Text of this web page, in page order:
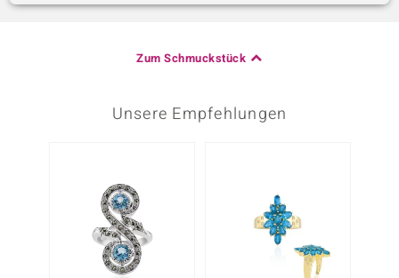
Zum Schmuckstück
Unsere Empfehlungen